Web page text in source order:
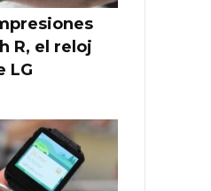
R, el reloj
LG